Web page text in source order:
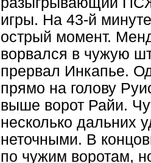
игры. На 43-й
острый момент.
ворвался в чужую
прервал Инкапье.
прямо на голову
выше ворот Райи.
несколько дальних
неточными. В
по чужим воротам,